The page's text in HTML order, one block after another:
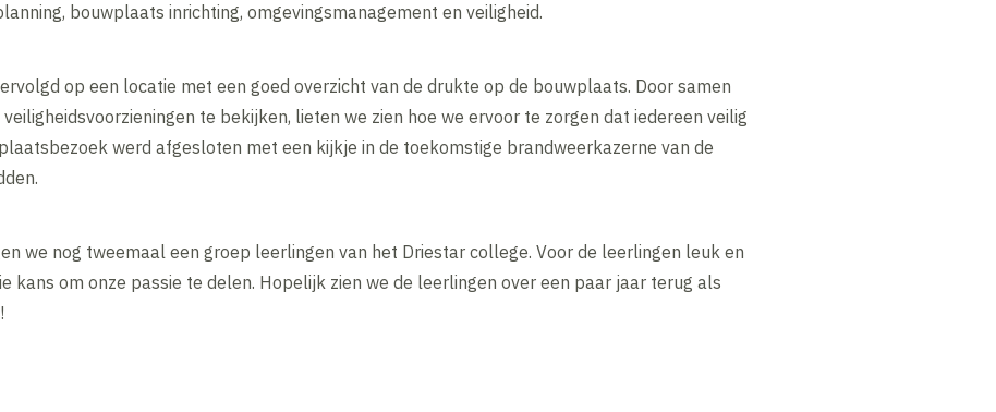
bouwplaats inrichting, omgevingsmanagement en veiligheid.
op een locatie met een goed overzicht van de drukte op de bouwplaats. Door samen
te bekijken, lieten we zien hoe we ervoor te zorgen dat iedereen veilig
werd afgesloten met een kijkje in de toekomstige brandweerkazerne van de
we nog tweemaal een groep leerlingen van het Driestar college. Voor de leerlingen leuk en
kans om onze passie te delen. Hopelijk zien we de leerlingen over een paar jaar terug als